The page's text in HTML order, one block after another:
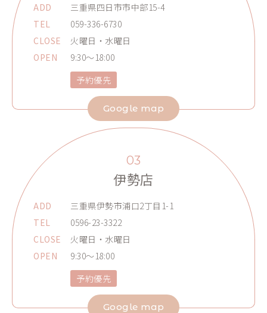
ADD
三重県四日市市中部15-4
TEL
059-336-6730
CLOSE
火曜日・水曜日
OPEN
9:30～18:00
予約優先
Google map
03
伊勢店
ADD
三重県伊勢市浦口2丁目1-1
TEL
0596-23-3322
CLOSE
火曜日・水曜日
OPEN
9:30～18:00
予約優先
Google map